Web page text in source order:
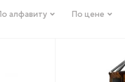
алфавиту По цене